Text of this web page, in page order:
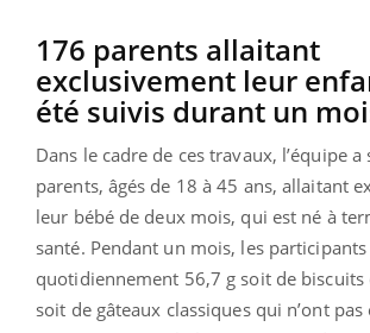
176 parents allaitant
exclusivement leur
été suivis durant un
Dans le cadre de ces travaux, l’équipe
parents, âgés de 18 à 45 ans, allaitant
leur bébé de deux mois, qui est né à
santé. Pendant un mois, les
quotidiennement 56,7 g soit de biscuits
soit de gâteaux classiques qui n’ont pas